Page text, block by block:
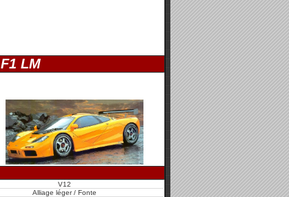
F1 LM
V12
Alliage léger / Fonte